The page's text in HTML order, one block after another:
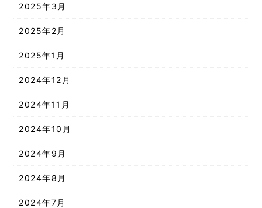
2025年3月
2025年2月
2025年1月
2024年12月
2024年11月
2024年10月
2024年9月
2024年8月
2024年7月